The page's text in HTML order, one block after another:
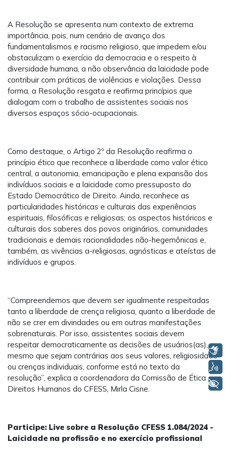
A Resolução se apresenta num contexto de extrema
importância, pois, num cenário de avanço dos
fundamentalismos e racismo religioso, que impedem e/ou
obstaculizam o exercício da democracia e o respeito à
diversidade humana, a não observância da laicidade pode
contribuir com práticas de violências e violações. Dessa
forma, a Resolução resgata e reafirma princípios que
dialogam com o trabalho de assistentes sociais nos
diversos espaços sócio-ocupacionais.
Como destaque, o Artigo 2º da Resolução reafirma o
princípio ético que reconhece a liberdade como valor ético
central, a autonomia, emancipação e plena expansão dos
indivíduos sociais e a laicidade como pressuposto do
Estado Democrático de Direito. Ainda, reconhece as
particularidades históricas e culturais das experiências
espirituais, filosóficas e religiosas; os aspectos históricos e
culturais dos saberes dos povos originários, comunidades
tradicionais e demais racionalidades não-hegemônicas e,
também, as vivências a-religiosas, agnósticas e ateístas de
indivíduos e grupos.
“Compreendemos que devem ser igualmente respeitadas
tanto a liberdade de crença religiosa, quanto a liberdade de
não se crer em divindades ou em outras manifestações
sobrenaturais. Por isso, assistentes sociais devem
respeitar democraticamente as decisões de usuários(as),
mesmo que sejam contrárias aos seus valores, religiosidade
ou crenças individuais, conforme está no texto da
resolução”, explica a coordenadora da Comissão de Ética e
Direitos Humanos do CFESS, Mirla Cisne.
Participe: Live sobre a Resolução CFESS 1.084/2024 -
Laicidade na profissão e no exercício profissional
Libras
+ Acessibilidade